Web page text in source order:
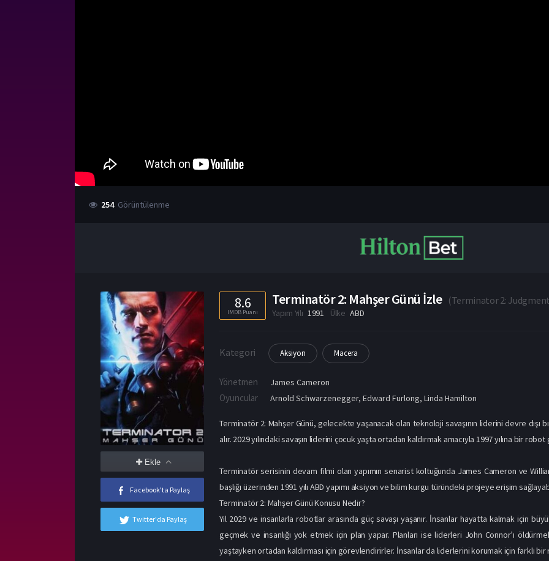
254 Görüntülenme
Ekle
Facebook'ta Paylaş
Twitter'da Paylaş
8.6
IMDB Puanı
Terminatör 2: Mahşer Günü İzle (Terminator 2:
Yapım Yılı 1991 Ülke ABD
Kategori Aksiyon Macera
Yönetmen James Cameron
Oyuncular Arnold Schwarzenegger,Edward Furlong,Linda Hamilton
Terminatör 2: Mahşer Günü, gelecekte yaşanacak olan teknoloji savaşının liderini devre dışı
alır. 2029 yılındaki savaşın liderini çocuk yaşta ortadan kaldırmak amacıyla 1997 yılına bir
Terminatör serisinin devam filmi olan yapımın senarist koltuğunda James Cameron ve
başlığı üzerinden 1991 yılı ABD yapımı aksiyon ve bilim kurgu türündeki projeye erişim
Terminatör 2: Mahşer Günü Konusu Nedir?
Yıl 2029 ve insanlarla robotlar arasında güç savaşı yaşanır. İnsanlar hayatta kalmak için
geçmek ve insanlığı yok etmek için plan yapar. Planları ise liderleri John Connor’ı
yaştayken ortadan kaldırması için görevlendirirler. İnsanlar da liderlerini korumak için farklı bir